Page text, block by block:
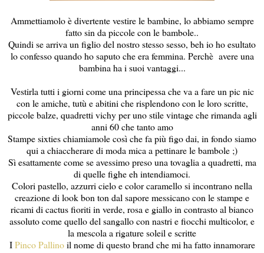
Ammettiamolo è divertente vestire le bambine, lo abbiamo sempre
fatto sin da piccole con le bambole..
Quindi se arriva un figlio del nostro stesso sesso, beh io ho esultato
lo confesso quando ho saputo che era femmina. Perchè avere una
bambina ha i suoi vantaggi...
Vestirla tutti i giorni come una principessa che va a fare un pic nic
con le amiche, tutù e abitini che risplendono con le loro scritte,
piccole balze, quadretti vichy per uno stile vintage che rimanda agli
anni 60 che tanto amo
Stampe sixties chiamiamole così che fa più figo dai, in fondo siamo
qui a chiaccherare di moda mica a pettinare le bambole ;)
Sì esattamente come se avessimo preso una tovaglia a quadretti, ma
di quelle fighe eh intendiamoci.
Colori pastello, azzurri cielo e color caramello si incontrano nella
creazione di look bon ton dal sapore messicano con le stampe e
ricami di cactus fioriti in verde, rosa e giallo in contrasto al bianco
assoluto come quello del sangallo con nastri e fiocchi multicolor, e
la mescola a rigature soleil e scritte
IPinco Pallinoil nome di questo brand che mi ha fatto innamorare